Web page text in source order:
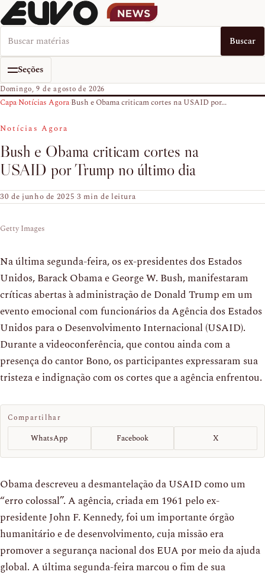
Buscar no EUVO News Buscar
Seções
Domingo, 9 de agosto de 2026
Capa›Notícias Agora›Bush e Obama criticam cortes na USAID por...
Notícias Agora
Bush e Obama criticam cortes na
USAID por Trump no último dia
30 de junho de 2025·3 min de leitura
Getty Images
Na última segunda-feira, os ex-presidentes dos Estados
Unidos, Barack Obama e George W. Bush, manifestaram
críticas abertas à administração de Donald Trump em um
evento emocional com funcionários da Agência dos Estados
Unidos para o Desenvolvimento Internacional (USAID).
Durante a videoconferência, que contou ainda com a
presença do cantor Bono, os participantes expressaram sua
tristeza e indignação com os cortes que a agência enfrentou.
Compartilhar
WhatsApp Facebook X
Obama descreveu a desmantelação da USAID como um
“erro colossal”. A agência, criada em 1961 pelo ex-
presidente John F. Kennedy, foi um importante órgão
humanitário e de desenvolvimento, cuja missão era
promover a segurança nacional dos EUA por meio da ajuda
global. A última segunda-feira marcou o fim de sua